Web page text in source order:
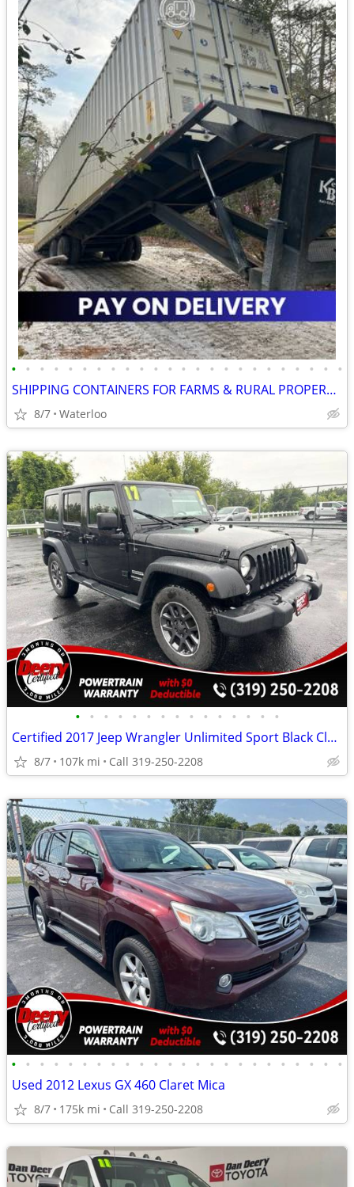
• • • • • • • • • • • • • • • • • • • • • • • •
SHIPPING CONTAINERS FOR FARMS & RURAL PROPERTIES 515-709-4316
8/7 Waterloo
• • • • • • • • • • • • • • •
Certified 2017 Jeep Wrangler Unlimited Sport Black Clearcoat
8/7 107k mi Call 319-250-2208
• • • • • • • • • • • • • • • • • • • • • • • •
Used 2012 Lexus GX 460 Claret Mica
8/7 175k mi Call 319-250-2208